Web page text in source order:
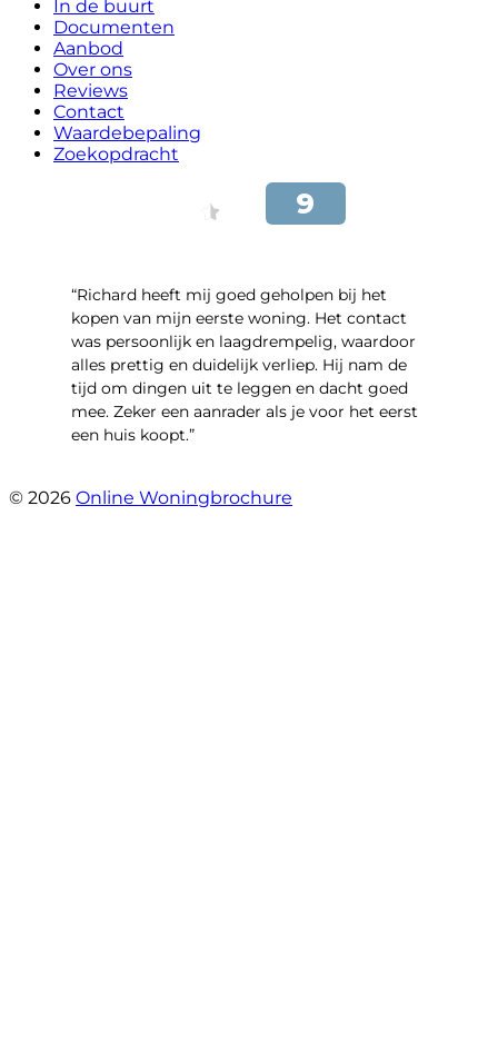
In de buurt
Documenten
Aanbod
Over ons
Reviews
Contact
Waardebepaling
Zoekopdracht
“Richard heeft mij goed geholpen bij het
kopen van mijn eerste woning. Het contact
was persoonlijk en laagdrempelig, waardoor
alles prettig en duidelijk verliep. Hij nam de
tijd om dingen uit te leggen en dacht goed
mee. Zeker een aanrader als je voor het eerst
een huis koopt.”
© 2026 Online Woningbrochure